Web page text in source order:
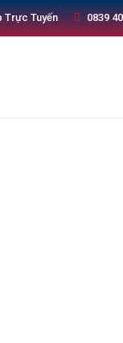
Trực Tuyến 0839